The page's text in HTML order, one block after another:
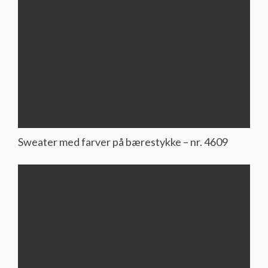
Sweater med farver på bærestykke – nr. 4609